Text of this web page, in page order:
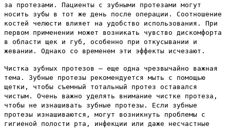
за протезами. Пациенты с зубными протезами могут
носить зубы в тот же день после операции. Соотношение
костей челюсти влияет на удобство использования. При
первом применении может возникать чувство дискомфорта
в области щек и губ, особенно при откусывании и
жевании. Однако со временем эти эффекты исчезают.
Чистка зубных протезов – еще одна чрезвычайно важная
тема. Зубные протезы рекомендуется мыть с помощью
щетки, чтобы съемный тотальный протез оставался
чистым. Очень важно уделять внимание чистке протеза,
чтобы не изнашивать зубные протезы. Если зубные
протезы изнашиваются, могут возникнуть проблемы с
гигиеной полости рта, инфекции или даже несчастные